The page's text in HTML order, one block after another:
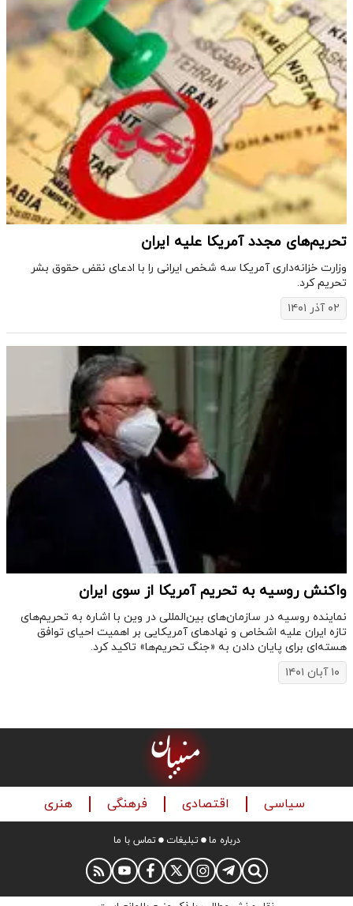
تحریم‌های مجدد آمریکا علیه ایران
وزارت خزانه‌داری آمریکا سه شخص ایرانی را با ادعای نقض حقوق بشر
تحریم کرد.
۰۲ آذر ۱۴۰۱
واکنش روسیه به تحریم آمریکا از سوی ایران
نماینده روسیه در سازمان‌های بین‌المللی در وین با اشاره به تحریم‌های
تازه ایران علیه اشخاص و نهادهای آمریکایی بر اهمیت احیای توافق
هسته‌ای برای پایان دادن به «جنگ تحریم‌ها» تاکید کرد.
۱۰ آبان ۱۴۰۱
سیاسی اقتصادی فرهنگی هنری
درباره ما تبلیغات تماس با ما